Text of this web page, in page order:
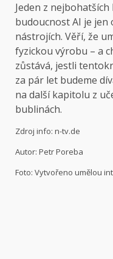
Jeden z
budoucnost AI je
nástrojích. Věří, že
fyzickou výrobu – a
zůstává, jestli
za pár let budeme
na další kapitolu z
bublinách.
Zdroj info: n-tv.de
Autor: Petr Poreba
Foto: Vytvořeno umělou